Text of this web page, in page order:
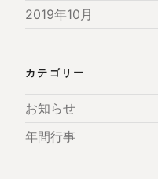
2019年10月
カテゴリー
お知らせ
年間行事